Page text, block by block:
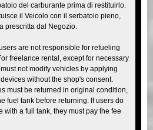
del carburante prima di restituirlo.
il Veicolo con il serbatoio pieno,
prescritta dal Negozio.
are not responsible for refueling
freelance rental, except for necessary
not modify vehicles by applying
without the shop's consent.
must be returned in original condition,
fuel tank before returning. If users do
with a full tank, they must pay the fee